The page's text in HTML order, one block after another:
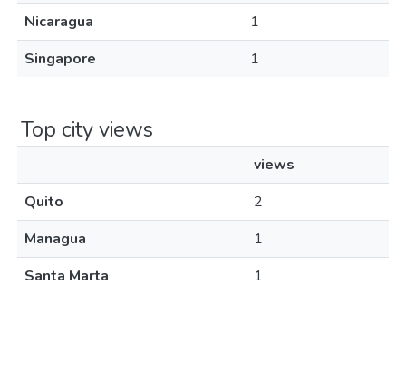
Nicaragua
1
Singapore
1
Top city views
views
Quito
2
Managua
1
Santa Marta
1